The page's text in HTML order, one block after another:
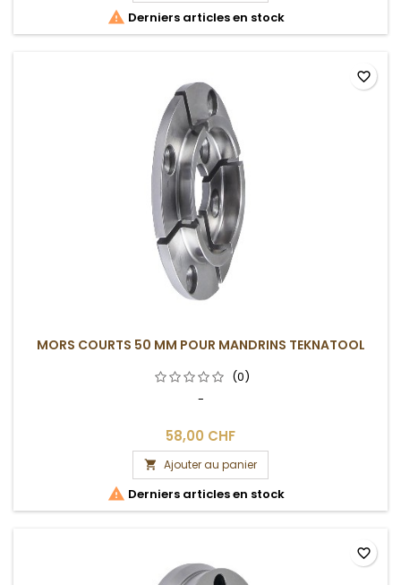
 Derniers articles en stock
MORS COURTS 50 MM POUR MANDRINS TEKNATOOL
(0)
-
58,00 CHF
 Ajouter au panier
 Derniers articles en stock
favorite_border
favorite_border